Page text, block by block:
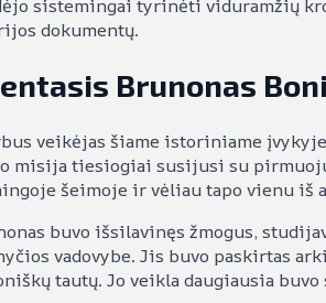
sistemingai tyrinėti viduramžių
dokumentų.
Brunonas
veikėjas šiame istoriniame
misija tiesiogiai susijusi su
šeimoje ir vėliau tapo vienu iš
buvo išsilavinęs žmogus,
vadovybe. Jis buvo paskirtas
tautų. Jo veikla daugiausia